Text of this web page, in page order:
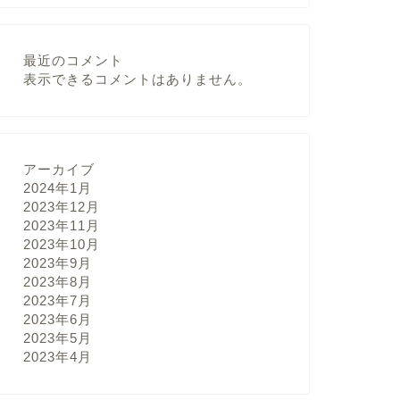
最近のコメント
表示できるコメントはありません。
アーカイブ
2024年1月
2023年12月
2023年11月
2023年10月
2023年9月
2023年8月
2023年7月
2023年6月
2023年5月
2023年4月